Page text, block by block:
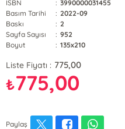
ISBN
: 3990000031455
Basım Tarihi
: 2022-09
Baskı
: 2
Sayfa Sayısı
: 952
Boyut
: 135x210
Liste Fiyatı : 775,00
₺775,00
Paylaş